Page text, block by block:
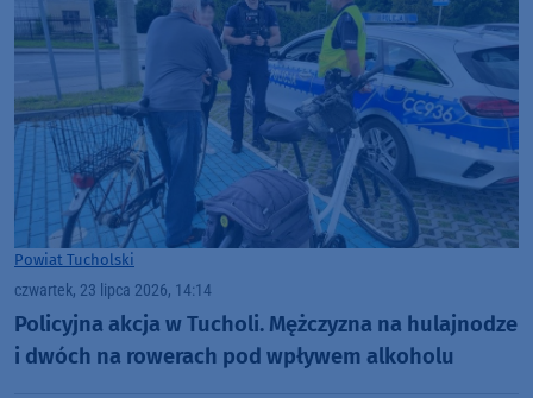
Powiat Tucholski
czwartek, 23 lipca 2026, 14:14
Policyjna akcja w Tucholi. Mężczyzna na hulajnodze
i dwóch na rowerach pod wpływem alkoholu